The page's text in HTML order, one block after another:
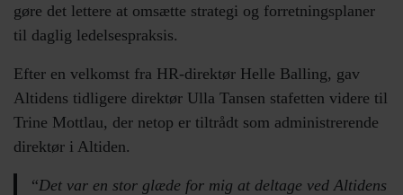
gøre det lettere at omsætte strategi og forretningsplaner
til daglig ledelsespraksis.
Efter en velkomst fra HR-direktør Helle Balling, gav
Altidens tidligere direktør Ulla Tansen stafetten videre til
Trine Mottlau, der netop er tiltrådt som administrerende
direktør i Altiden.
“Det var en stor glæde for mig at deltage ved Altidens